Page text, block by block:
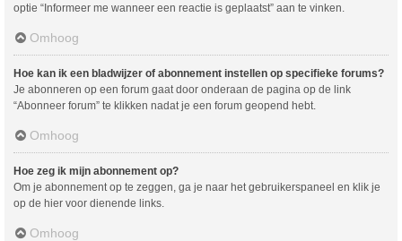
optie “Informeer me wanneer een reactie is geplaatst” aan te vinken.
Omhoog
Hoe kan ik een bladwijzer of abonnement instellen op specifieke forums?
Je abonneren op een forum gaat door onderaan de pagina op de link
“Abonneer forum” te klikken nadat je een forum geopend hebt.
Omhoog
Hoe zeg ik mijn abonnement op?
Om je abonnement op te zeggen, ga je naar het gebruikerspaneel en klik je
op de hier voor dienende links.
Omhoog